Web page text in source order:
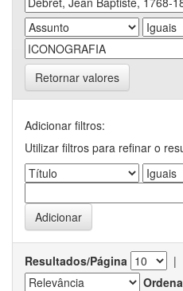
Retornar valores
Adicionar filtros:
Utilizar filtros para refinar o
Resultados/Página |